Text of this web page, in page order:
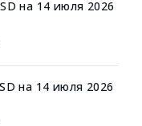
на 14 июля 2026
на 14 июля 2026